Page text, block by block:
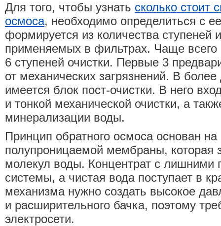
Для того, чтобы узнать сколько стоит
осмоса, необходимо определиться с
формируется из количества ступеней
применяемых в фильтрах. Чаще всего
6 ступеней очистки. Первые 3
от механических загрязнений. В
имеется блок пост-очистки. В него
и тонкой механической очистки, а
минерализации воды.
Принцип обратного осмоса основан на
полупроницаемой мембраны, которая
молекул воды. Концентрат с лишними
системы, а чистая вода поступает в
механизма нужно создать высокое
и расширительного бачка, поэтому
электросети.